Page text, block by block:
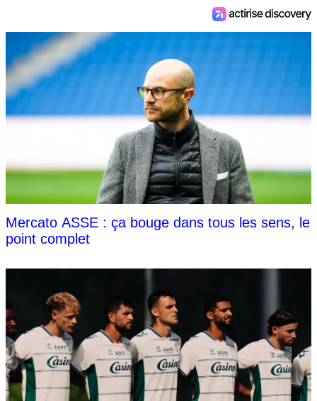
Mercato ASSE : ça bouge dans tous les sens, le
point complet